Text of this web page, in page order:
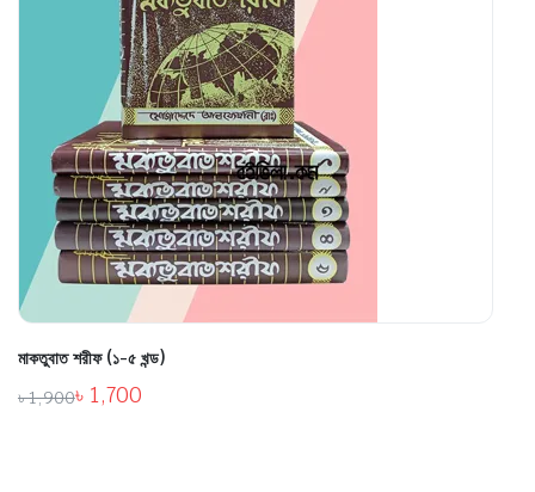
মাকতুবাত শরীফ (১-৫ খন্ড)
৳1,900৳ 1,700